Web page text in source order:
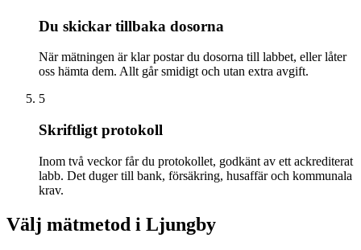
Du skickar tillbaka dosorna
När mätningen är klar postar du dosorna till labbet, eller låter
oss hämta dem. Allt går smidigt och utan extra avgift.
5
Skriftligt protokoll
Inom två veckor får du protokollet, godkänt av ett ackrediterat
labb. Det duger till bank, försäkring, husaffär och kommunala
krav.
Välj mätmetod i Ljungby